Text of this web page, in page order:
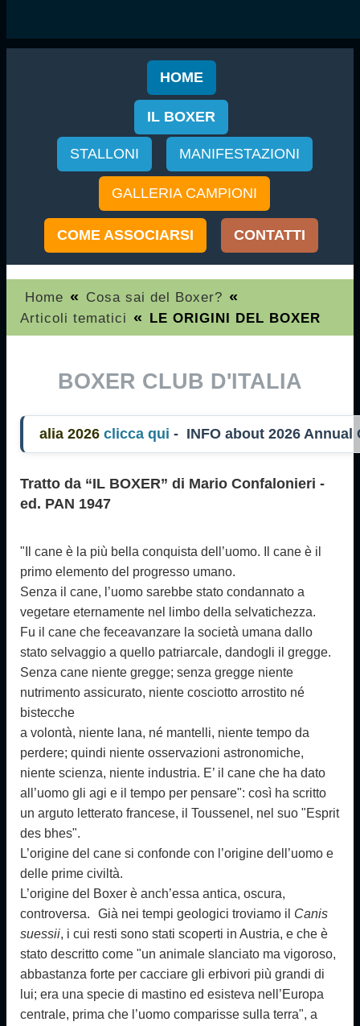
HOME
IL BOXER
STALLONI MANIFESTAZIONI
GALLERIA CAMPIONI
COME ASSOCIARSI CONTATTI
Home « Cosa sai del Boxer? «
Articoli tematici « LE ORIGINI DEL BOXER
BOXER CLUB D'ITALIA
ia 2026 clicca qui- INFO about 2026 Annual
Tratto da “IL BOXER” di Mario Confalonieri -
ed. PAN 1947
"Il cane è la più bella conquista dell’uomo. Il cane è il
primo elementodel progresso umano.
Senza il cane, l’uomo sarebbe stato condannatoa
vegetare eternamente nel limbo della selvatichezza.
Fu il cane che feceavanzare la società umana dallo
stato selvaggio a quello patriarcale, dandogli il gregge.
Senza cane niente gregge; senza gregge niente
nutrimento assicurato, niente cosciotto arrostito né
bistecche
a volontà, niente lana, né mantelli, niente tempo da
perdere; quindi niente osservazioni astronomiche,
niente scienza, niente industria. E’ il cane che ha dato
all’uomo gli agi e il tempo per pensare": così ha scritto
un arguto letterato francese, il Toussenel, nel suo "Esprit
des bhes".
L’origine del cane si confonde con l’origine dell’uomo e
delle prime civiltà.
L’origine del Boxer è anch’essa antica, oscura,
controversa. Già nei tempi geologici troviamo il Canis
suessii, i cui resti sono stati scoperti in Austria, e che è
stato descritto come "un animale slanciato ma vigoroso,
abbastanza forte per cacciare gli erbivori più grandi di
lui; era una specie di mastino ed esisteva nell’Europa
centrale, prima che l’uomo comparisse sulla terra", a